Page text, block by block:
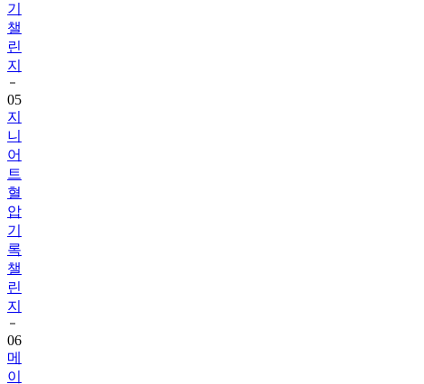
기
챌
린
지
05
지
니
어
트
혈
압
기
록
챌
린
지
06
메
이